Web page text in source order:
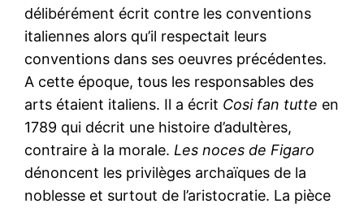
délibérément écrit contre les conventions
italiennes alors qu’il respectait leurs
conventions dans ses oeuvres précédentes.
A cette époque, tous les responsables des
arts étaient italiens. Il a écrit Cosi fan tutte en
1789 qui décrit une histoire d’adultères,
contraire à la morale. Les noces de Figaro
dénoncent les privilèges archaïques de la
noblesse et surtout de l’aristocratie. La pièce